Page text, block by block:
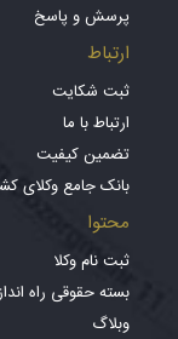
پرسش و پاسخ
ارتباط
ثبت شکایت
ارتباط با ما
تضمین کیفیت
بانک جامع وکلای
محتوا
ثبت نام وکلا
بسته حقوقی راه
وبلاگ